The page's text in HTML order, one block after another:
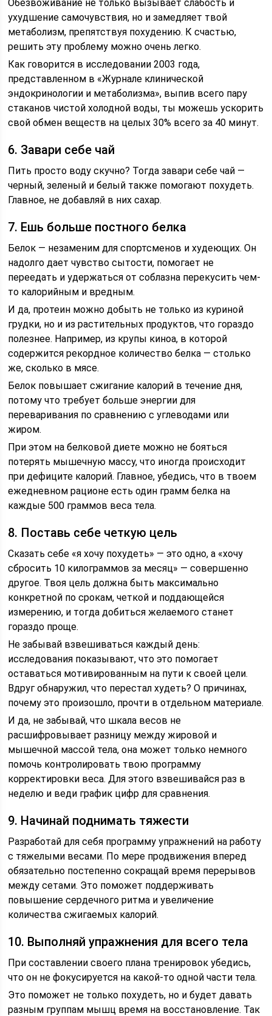
Обезвоживание не только вызывает слабость и
ухудшение самочувствия, но и замедляет твой
метаболизм, препятствуя похудению. К счастью,
решить эту проблему можно очень легко.
Как говорится в исследовании 2003 года,
представленном в «Журнале клинической
эндокринологии и метаболизма», выпив всего пару
стаканов чистой холодной воды, ты можешь ускорить
свой обмен веществ на целых 30% всего за 40 минут.
6. Завари себе чай
Пить просто воду скучно? Тогда завари себе чай —
черный, зеленый и белый также помогают похудеть.
Главное, не добавляй в них сахар.
7. Ешь больше постного белка
Белок — незаменим для спортсменов и худеющих. Он
надолго дает чувство сытости, помогает не
переедать и удержаться от соблазна перекусить чем-
то калорийным и вредным.
И да, протеин можно добыть не только из куриной
грудки, но и из растительных продуктов, что гораздо
полезнее. Например, из крупы киноа, в которой
содержится рекордное количество белка — столько
же, сколько в мясе.
Белок повышает сжигание калорий в течение дня,
потому что требует больше энергии для
переваривания по сравнению с углеводами или
жиром.
При этом на белковой диете можно не бояться
потерять мышечную массу, что иногда происходит
при дефиците калорий. Главное, убедись, что в твоем
ежедневном рационе есть один грамм белка на
каждые 500 граммов веса тела.
8. Поставь себе четкую цель
Сказать себе «я хочу похудеть» — это одно, а «хочу
сбросить 10 килограммов за месяц» — совершенно
другое. Твоя цель должна быть максимально
конкретной по срокам, четкой и поддающейся
измерению, и тогда добиться желаемого станет
гораздо проще.
Не забывай взвешиваться каждый день:
исследования показывают, что это помогает
оставаться мотивированным на пути к своей цели.
Вдруг обнаружил, что перестал худеть? О причинах,
почему это произошло, прочти в отдельном материале.
И да, не забывай, что шкала весов не
расшифровывает разницу между жировой и
мышечной массой тела, она может только немного
помочь контролировать твою программу
корректировки веса. Для этого взвешивайся раз в
неделю и веди график цифр для сравнения.
9. Начинай поднимать тяжести
Разработай для себя программу упражнений на работу
с тяжелыми весами. По мере продвижения вперед
обязательно постепенно сокращай время перерывов
между сетами. Это поможет поддерживать
повышение сердечного ритма и увеличение
количества сжигаемых калорий.
10. Выполняй упражнения для всего тела
При составлении своего плана тренировок убедись,
что он не фокусируется на какой-то одной части тела.
Это поможет не только похудеть, но и будет давать
разным группам мышц время на восстановление. Так